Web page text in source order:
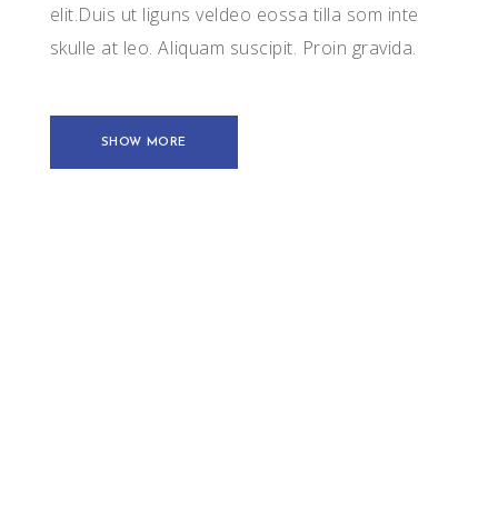
elit.Duis ut liguns veldeo eossa tilla som inte
skulle at leo. Aliquam suscipit. Proin gravida.
SHOW MORE